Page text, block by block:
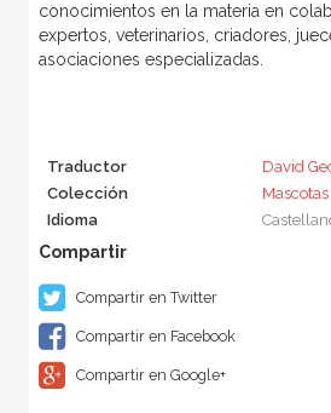
conocimientos en la materia en
expertos, veterinarios, criadores,
asociaciones especializadas.
Traductor
David
Colección
Mascotas
Idioma
Compartir en Twitter
Compartir en Facebook
Compartir en Google+